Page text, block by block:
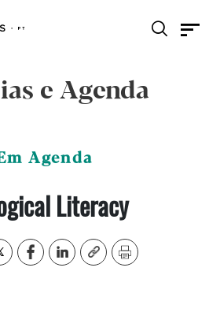
e Agenda
Agenda
Literacy